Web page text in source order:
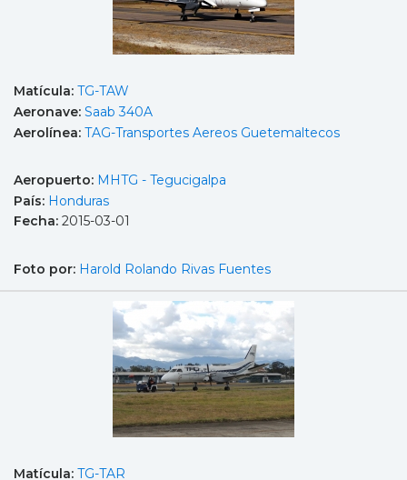
Matícula: TG-TAW
Aeronave: Saab 340A
Aerolínea: TAG-Transportes Aereos Guetemaltecos
Aeropuerto: MHTG - Tegucigalpa
País: Honduras
Fecha: 2015-03-01
Foto por: Harold Rolando Rivas Fuentes
Matícula: TG-TAR